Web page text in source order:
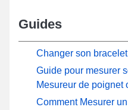
Guides
Changer son
Guide pour mesurer
Mesureur de poignet
Comment Mesurer